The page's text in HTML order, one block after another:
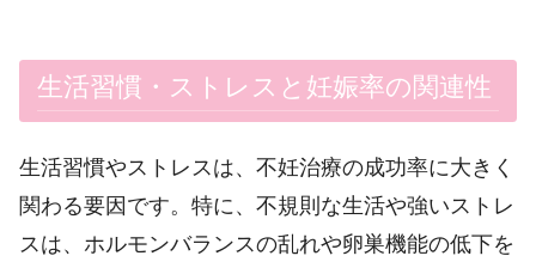
生活習慣・ストレスと妊娠率の関連性
生活習慣やストレスは、不妊治療の成功率に大きく
関わる要因です。特に、不規則な生活や強いストレ
スは、ホルモンバランスの乱れや卵巣機能の低下を